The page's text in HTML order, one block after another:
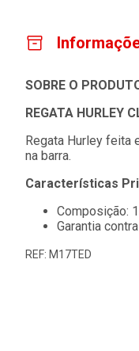
SOBRE O
REGATA HURLEY
Regata Hurley feita
na barra.
Características
Composição:
Garantia
REF: M17TED